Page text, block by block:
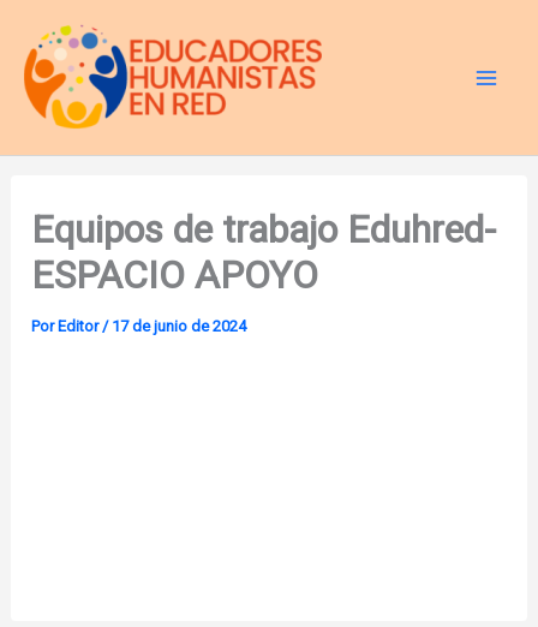
contenido
Equipos de trabajo Eduhred-
ESPACIO APOYO
PorEditor / 17 de junio de 2024